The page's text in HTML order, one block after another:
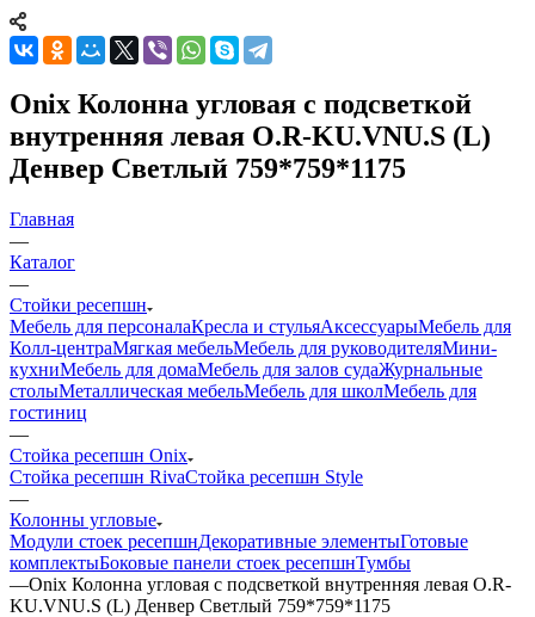
Onix Колонна угловая с подсветкой
внутренняя левая O.R-KU.VNU.S (L)
Денвер Светлый 759*759*1175
Главная
—
Каталог
—
Стойки ресепшн
Мебель для персоналаКресла и стульяАксессуарыМебель для
Колл-центраМягкая мебельМебель для руководителяМини-
кухниМебель для домаМебель для залов судаЖурнальные
столыМеталлическая мебельМебель для школМебель для
гостиниц
—
Стойка ресепшн Onix
Стойка ресепшн RivaСтойка ресепшн Style
—
Колонны угловые
Модули стоек ресепшнДекоративные элементыГотовые
комплектыБоковые панели стоек ресепшнТумбы
—Onix Колонна угловая с подсветкой внутренняя левая O.R-
KU.VNU.S (L) Денвер Светлый 759*759*1175